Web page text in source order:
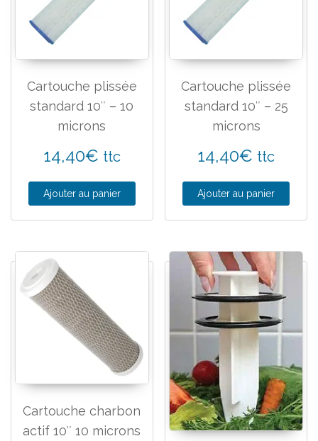
Cartouche plissée
standard 10″ – 10
microns
14,40€ ttc
Ajouter au panier
Cartouche plissée
standard 10″ – 25
microns
14,40€ ttc
Ajouter au panier
Cartouche charbon
actif 10″ 10 microns